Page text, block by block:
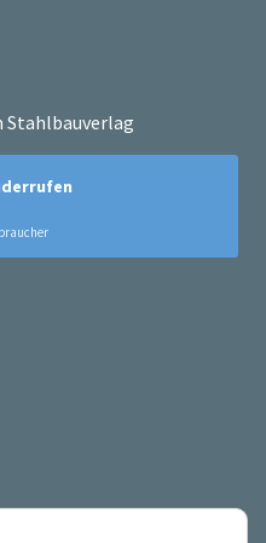
Stahlbauverlag